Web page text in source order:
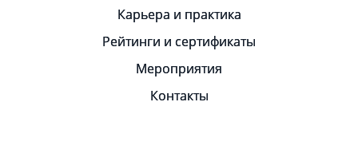
Карьера и практика
Рейтинги и сертификаты
Мероприятия
Контакты